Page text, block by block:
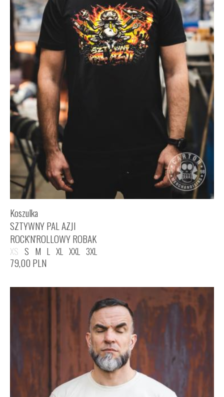
Koszulka
SZTYWNY PAL AZJI
ROCK'N'ROLLOWY ROBAK
XS S M L XL XXL 3XL
79,00 PLN